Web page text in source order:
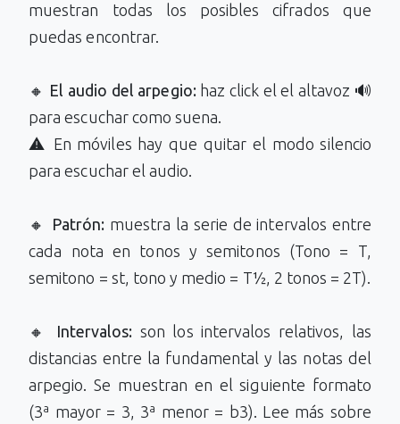
muestran todas los posibles cifrados que
puedas encontrar.
🔸 El audio del arpegio:haz click el el altavoz 🔊
para escuchar como suena.
⚠️ En móviles hay que quitar el modo silencio
para escuchar el audio.
🔸 Patrón:muestra la serie de intervalos entre
cada nota en tonos y semitonos (Tono = T,
semitono = st, tono y medio = T½, 2 tonos = 2T).
🔸 Intervalos: son los intervalos relativos, las
distancias entre la fundamental y las notas del
arpegio. Se muestran en el siguiente formato
(3ª mayor = 3, 3ª menor = b3). Lee más sobre